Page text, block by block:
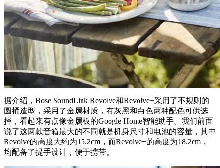
据介绍，Bose SoundLink Revolve和Revolve+采用了不规则的
圆桶造型，采用了金属材质，有灰黑和白色两种配色可供选
择，看起来有点像金属板的Google Home智能助手。我们前面
说了这两款音箱最大的不同就是机身尺寸和电池的容量，其中
Revolve的高度大约为15.2cm，而Revolve+的高度为18.2cm，
均配备了提手设计，便于携带。